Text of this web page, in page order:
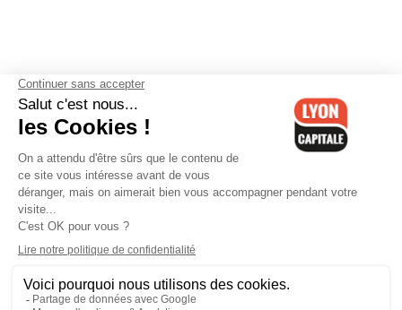
Contactez-nous-Mentions légales-CGV-Politique de